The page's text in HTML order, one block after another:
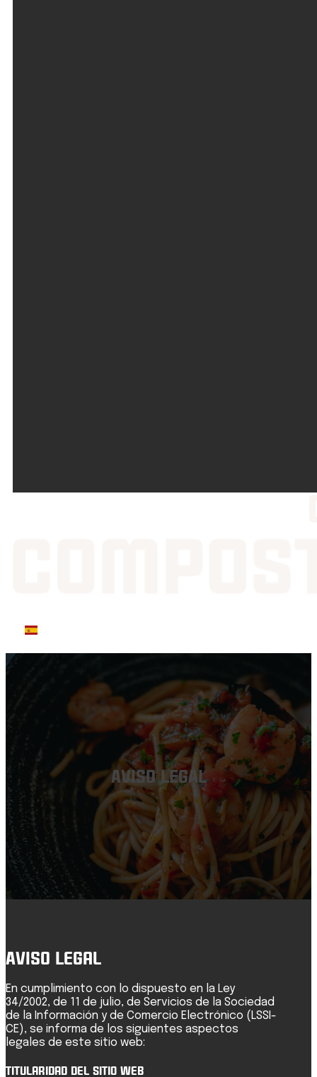
AVISO LEGAL
Aviso Legal
En cumplimiento con lo dispuesto en la Ley
34/2002, de 11 de julio, de Servicios de la Sociedad
de la Información y de Comercio Electrónico (LSSI-
CE), se informa de los siguientes aspectos
legales de este sitio web:
Titularidad del Sitio Web